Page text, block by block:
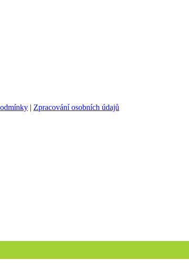
| Zpracování osobních údajů